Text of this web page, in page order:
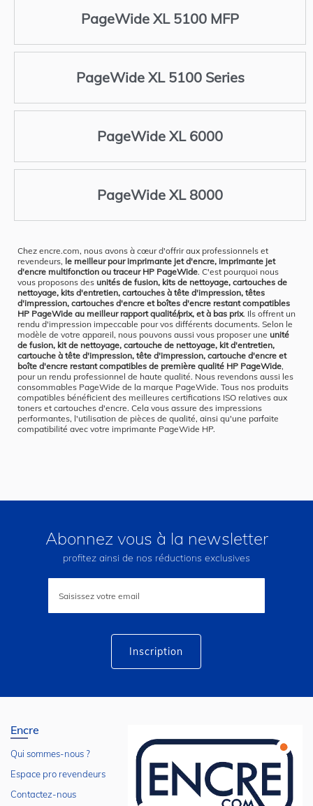
PageWide XL 5100 MFP
PageWide XL 5100 Series
PageWide XL 6000
PageWide XL 8000
Chez encre.com, nous avons à cœur d'offrir aux professionnels et
revendeurs, le meilleur pour imprimante jet d'encre, imprimante jet
d'encre multifonction ou traceur HP PageWide. C'est pourquoi nous
vous proposons des unités de fusion, kits de nettoyage, cartouches de
nettoyage, kits d'entretien, cartouches à tête d'impression, têtes
d'impression, cartouches d'encre et boîtes d'encre restant compatibles
HP PageWide au meilleur rapport qualité/prix, et à bas prix. Ils offrent un
rendu d'impression impeccable pour vos différents documents. Selon le
modèle de votre appareil, nous pouvons aussi vous proposer une unité
de fusion, kit de nettoyage, cartouche de nettoyage, kit d'entretien,
cartouche à tête d'impression, tête d'impression, cartouche d'encre et
boîte d'encre restant compatibles de première qualité HP PageWide,
pour un rendu professionnel de haute qualité. Nous revendons aussi les
consommables PageWide de la marque PageWide. Tous nos produits
compatibles bénéficient des meilleures certifications ISO relatives aux
toners et cartouches d'encre. Cela vous assure des impressions
performantes, l'utilisation de pièces de qualité, ainsi qu'une parfaite
compatibilité avec votre imprimante PageWide HP.
Abonnez vous à la newsletter
profitez ainsi de nos réductions exclusives
lettre
Inscription
Encre
Qui sommes-nous ?
Espace pro revendeurs
Contactez-nous